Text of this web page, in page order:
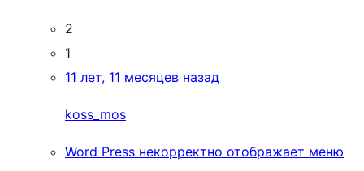
2
1
11 лет, 11 месяцев назад
koss_mos
Word Press некорректно отображает меню